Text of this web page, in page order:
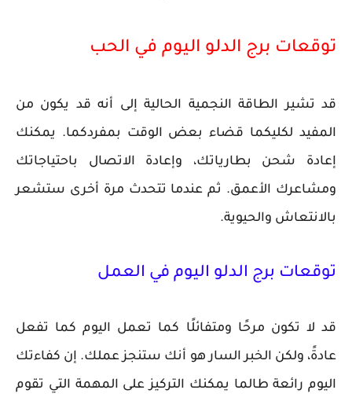
توقعات برج الدلو اليوم في الحب
قد تشير الطاقة النجمية الحالية إلى أنه قد يكون من
المفيد لكليكما قضاء بعض الوقت بمفردكما. يمكنك
إعادة شحن بطارياتك، وإعادة الاتصال باحتياجاتك
ومشاعرك الأعمق. ثم عندما تتحدث مرة أخرى ستشعر
بالانتعاش والحيوية.
توقعات برج الدلو اليوم في العمل
قد لا تكون مرحًا ومتفائلًا كما تعمل اليوم كما تفعل
عادةً، ولكن الخبر السار هو أنك ستنجز عملك. إن كفاءتك
اليوم رائعة طالما يمكنك التركيز على المهمة التي تقوم